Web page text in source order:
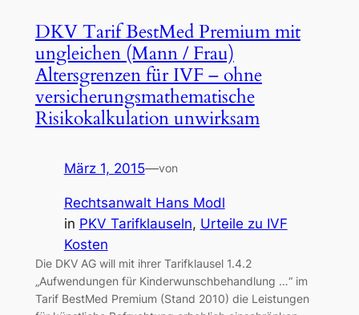
DKV Tarif BestMed Premium mit
ungleichen (Mann / Frau)
Altersgrenzen für IVF – ohne
versicherungsmathematische
Risikokalkulation unwirksam
März 1, 2015—von
Rechtsanwalt Hans Modl
in PKV Tarifklauseln, Urteile zu IVF
Kosten
Die DKV AG will mit ihrer Tarifklausel 1.4.2
„Aufwendungen für Kinderwunschbehandlung …“ im
Tarif BestMed Premium (Stand 2010) die Leistungen